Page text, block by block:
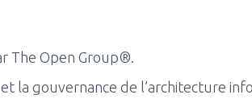
The Open Group®.
la gouvernance de l’architecture